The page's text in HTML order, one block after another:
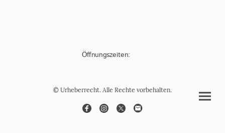
Öffnungszeiten:
© Urheberrecht. Alle Rechte vorbehalten.